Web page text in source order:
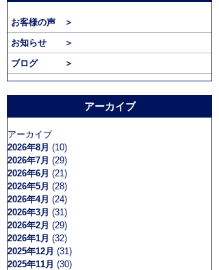
お客様の声 ＞
お知らせ ＞
ブログ ＞
アーカイブ
アーカイブ
2026年8月 (10)
2026年7月 (29)
2026年6月 (21)
2026年5月 (28)
2026年4月 (24)
2026年3月 (31)
2026年2月 (29)
2026年1月 (32)
2025年12月 (31)
2025年11月 (30)